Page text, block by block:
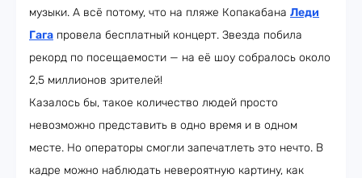
музыки. А всё потому, что на пляже Копакабана Леди
Гага провела бесплатный концерт. Звезда побила
рекорд по посещаемости — на её шоу собралось около
2,5 миллионов зрителей!
Казалось бы, такое количество людей просто
невозможно представить в одно время и в одном
месте. Но операторы смогли запечатлеть это нечто. В
кадре можно наблюдать невероятную картину, как